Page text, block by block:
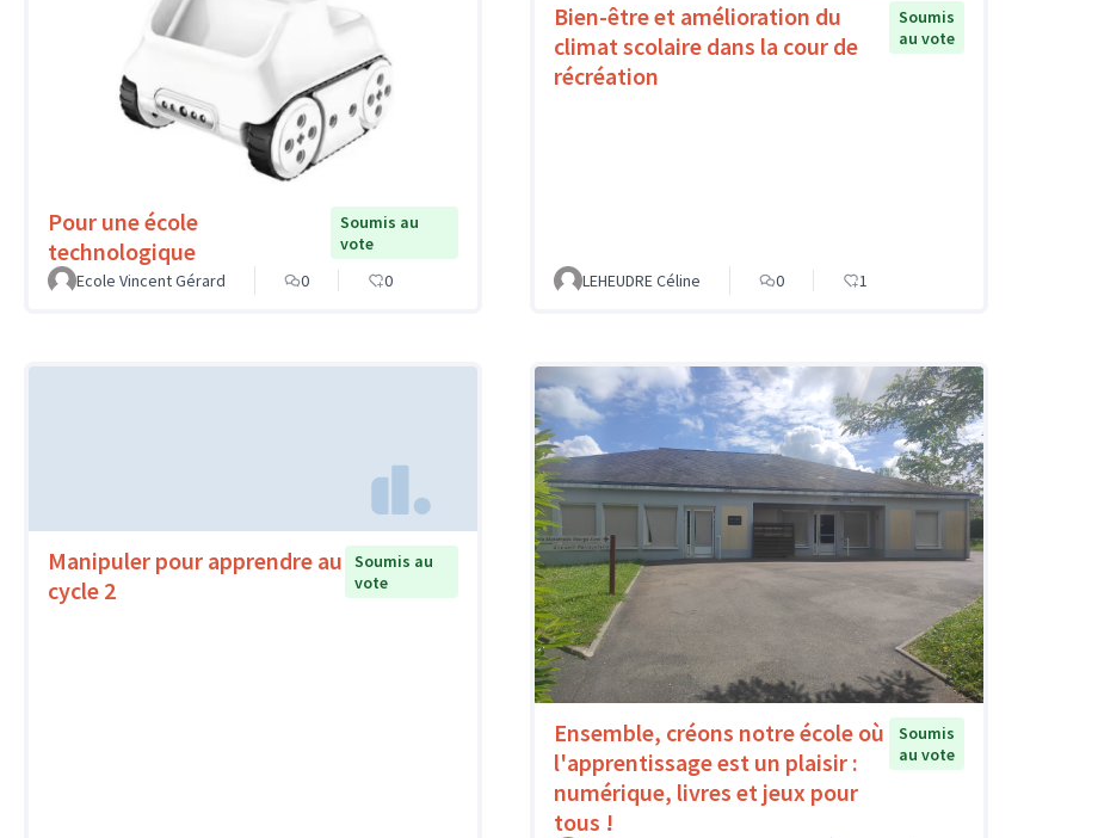
Pour une école
technologique
Soumis au
vote
Ecole Vincent Gérard
0 0
Bien-être et amélioration du
climat scolaire dans la cour de
récréation
Soumis
au vote
LEHEUDRE Céline 0 1
Manipuler pour apprendre au
cycle 2
Soumis au
vote
Ensemble, créons notre école où
l'apprentissage est un plaisir :
numérique, livres et jeux pour
tous !
Soumis
au vote